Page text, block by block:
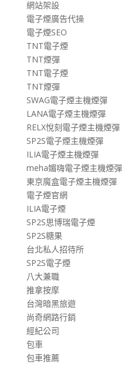
網站架設
電子煙廣告代操
電子煙SEO
TNT電子煙
TNT煙彈
TNT電子煙
TNT煙彈
SWAG電子煙主機煙彈
LANA電子煙主機煙彈
RELX悅刻電子煙主機煙彈
SP2S電子煙主機煙彈
ILIA電子煙主機煙彈
meha媚嗨電子煙主機煙彈
東京魔盒電子煙主機煙彈
電子煙官網
ILIA電子煙
SP2S思博瑞電子煙
SP2S糖果
台北私人招待所
SP2S電子煙
八大兼職
推拿按摩
台灣暗黑旅遊
尚奇網路行銷
經紀公司
包車
包車推薦